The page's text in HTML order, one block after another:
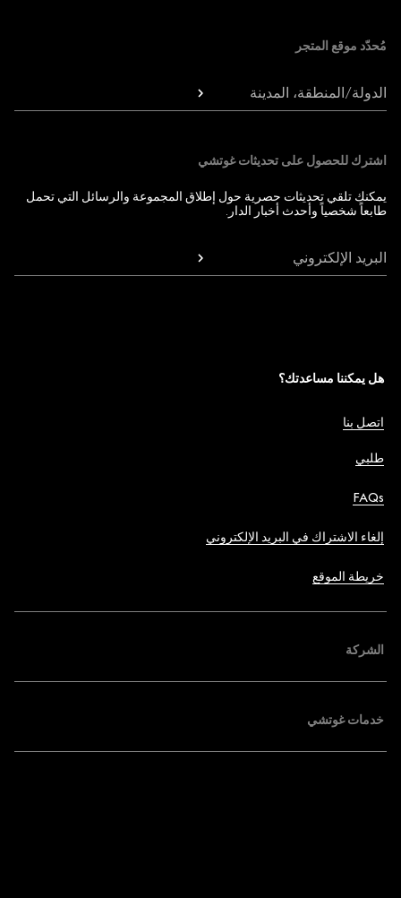
مُحدّد موقع المتجر
الدولة/المنطقة، المدينة
اشترك للحصول على تحديثات غوتشي
يمكنك تلقي تحديثات حصرية حول إطلاق المجموعة والرسائل التي تحمل
طابعاً شخصياً وأحدث أخبار الدار.
البريد الإلكتروني
هل يمكننا مساعدتك؟
اتصل بنا
طلبي
FAQs
إلغاء الاشتراك في البريد الإلكتروني
خريطة الموقع
الشركة
خدمات غوتشي